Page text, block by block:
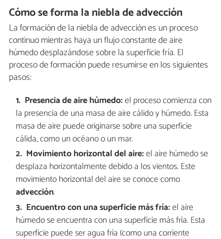
Cómo se forma la niebla de advección
La formación de la niebla de advección es un proceso
continuo mientras haya un flujo constante de aire
húmedo desplazándose sobre la superficie fría. El
proceso de formación puede resumirse en los siguientes
pasos:
Presencia de aire húmedo:el proceso comienza con
la presencia de una masa de aire cálido y húmedo. Esta
masa de aire puede originarse sobre una superficie
cálida, como un océano o un mar.
Movimiento horizontal del aire:el aire húmedo se
desplaza horizontalmente debido a los vientos. Este
movimiento horizontal del aire se conoce como
advección.
Encuentro con una superficie más fría:el aire
húmedo se encuentra con una superficie más fría. Esta
superficie puede ser agua fría (como una corriente